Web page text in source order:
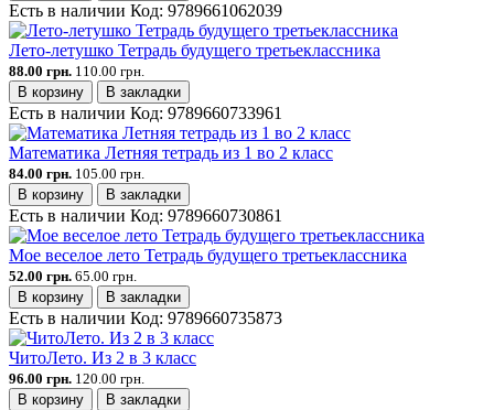
Есть в наличии Код: 9789661062039
Лето-летушко Тетрадь будущего третьеклассника
88.00 грн. 110.00 грн.
В корзину
В закладки
Есть в наличии Код: 9789660733961
Математика Летняя тетрадь из 1 во 2 класс
84.00 грн. 105.00 грн.
В корзину
В закладки
Есть в наличии Код: 9789660730861
Мое веселое лето Тетрадь будущего третьеклассника
52.00 грн. 65.00 грн.
В корзину
В закладки
Есть в наличии Код: 9789660735873
ЧитоЛето. Из 2 в 3 класс
96.00 грн. 120.00 грн.
В корзину
В закладки